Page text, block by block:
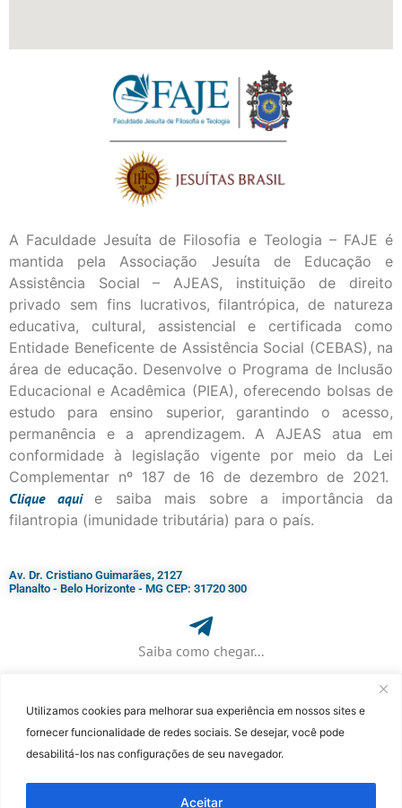
Utilizamos cookies para melhorar sua experiência em nossos sites e
fornecer funcionalidade de redes sociais. Se desejar, você pode
desabilitá-los nas configurações de seu navegador.
Aceitar
A Faculdade Jesuíta de Filosofia e Teologia – FAJE é
mantida pela Associação Jesuíta de Educação e
Assistência Social – AJEAS, instituição de direito
privado sem fins lucrativos, filantrópica, de natureza
educativa, cultural, assistencial e certificada como
Entidade Beneficente de Assistência Social (CEBAS), na
área de educação. Desenvolve o Programa de Inclusão
Educacional e Acadêmica (PIEA), oferecendo bolsas de
estudo para ensino superior, garantindo o acesso,
permanência e a aprendizagem. A AJEAS atua em
conformidade à legislação vigente por meio da Lei
Complementar nº 187 de 16 de dezembro de 2021.
Cliqueaqui
e saiba mais sobre a importância da
filantropia (imunidade tributária) para o país.
Av. Dr. Cristiano Guimarães, 2127
Planalto - Belo Horizonte - MG CEP: 31720 300
Saiba como chegar...
+ 55 (31) 3115-7000​
Patrick de Souza